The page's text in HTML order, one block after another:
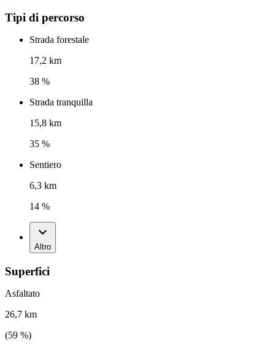
Tipi di percorso
Strada forestale
17,2 km
38 %
Strada tranquilla
15,8 km
35 %
Sentiero
6,3 km
14 %
Altro
Superfici
Asfaltato
26,7 km
(59 %)